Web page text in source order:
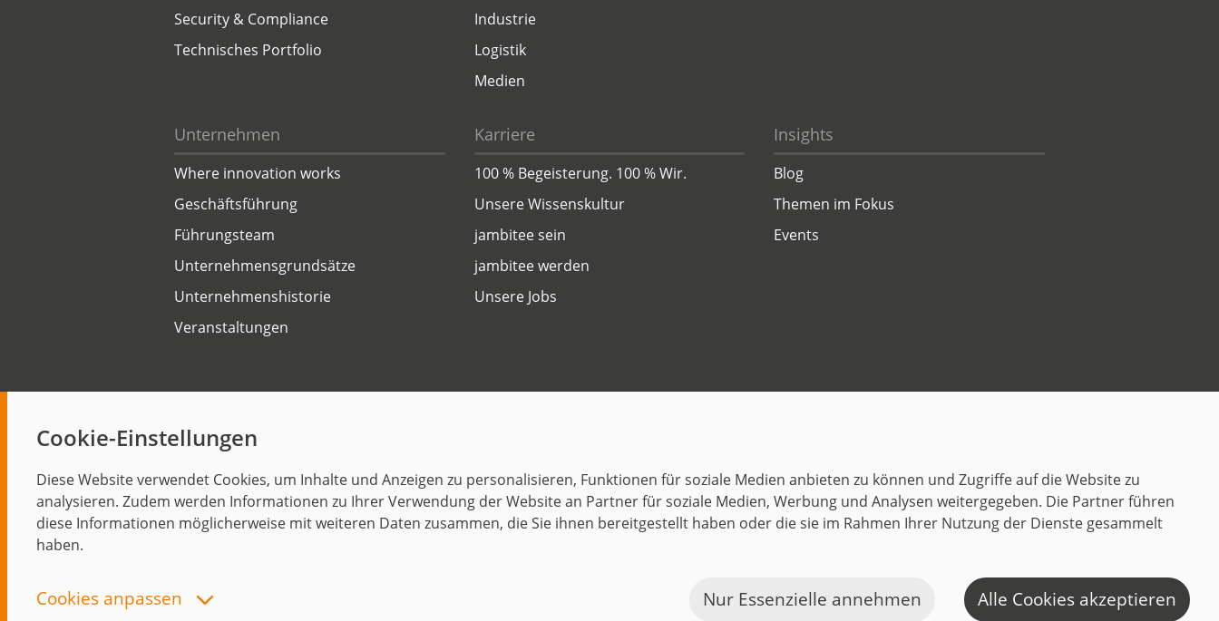
Cookie-Einstellungen
Diese Website verwendet Cookies, um Inhalte und Anzeigen zu personalisieren, Funktionen für soziale Medien anbieten zu können und Zugriffe auf die Website zu
analysieren. Zudem werden Informationen zu Ihrer Verwendung der Website an Partner für soziale Medien, Werbung und Analysen weitergegeben. Die Partner führen
diese Informationen möglicherweise mit weiteren Daten zusammen, die Sie ihnen bereitgestellt haben oder die sie im Rahmen Ihrer Nutzung der Dienste gesammelt
haben.
Cookies anpassen Nur Essenzielle annehmen Alle Cookies akzeptieren
Security & Compliance
Technisches Portfolio
Industrie
Logistik
Medien
Unternehmen
Where innovation works
Geschäftsführung
Führungsteam
Unternehmensgrundsätze
Unternehmenshistorie
Veranstaltungen
Karriere
100 % Begeisterung. 100 % Wir.
Unsere Wissenskultur
jambitee sein
jambitee werden
Unsere Jobs
Insights
Blog
Themen im Fokus
Events
Start
© 1999–2026 jambit GmbH. Alle Rechte vorbehalten.
Great Place to Work®